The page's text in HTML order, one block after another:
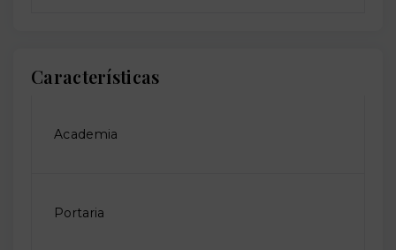
Características
Academia
Portaria